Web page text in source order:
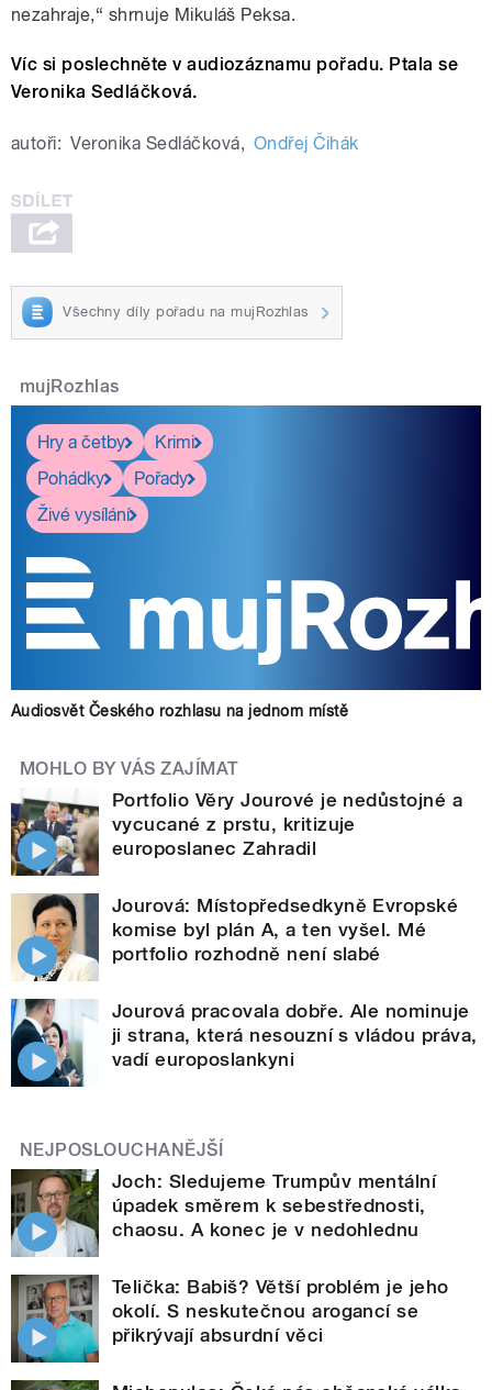
nezahraje,“ shrnuje Mikuláš Peksa.
Víc si poslechněte v audiozáznamu pořadu. Ptala se
Veronika Sedláčková.
autoři: Veronika Sedláčková, Ondřej Čihák
Všechny díly pořadu na mujRozhlas
mujRozhlas
Hry a četby
Krimi
Pohádky
Pořady
Živé vysílání
Audiosvět Českého rozhlasu na jednom místě
MOHLO BY VÁS ZAJÍMAT
Portfolio Věry Jourové je nedůstojné a
vycucané z prstu, kritizuje
europoslanec Zahradil
Jourová: Místopředsedkyně Evropské
komise byl plán A, a ten vyšel. Mé
portfolio rozhodně není slabé
Jourová pracovala dobře. Ale nominuje
ji strana, která nesouzní s vládou práva,
vadí europoslankyni
NEJPOSLOUCHANĚJŠÍ
Joch: Sledujeme Trumpův mentální
úpadek směrem k sebestřednosti,
chaosu. A konec je v nedohlednu
Telička: Babiš? Větší problém je jeho
okolí. S neskutečnou arogancí se
přikrývají absurdní věci